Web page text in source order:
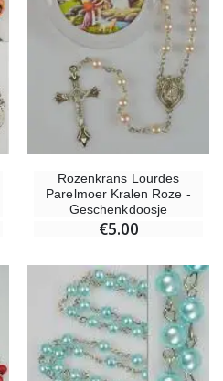
Rozenkrans Lourdes
Parelmoer Kralen Roze -
Geschenkdoosje
€5.00